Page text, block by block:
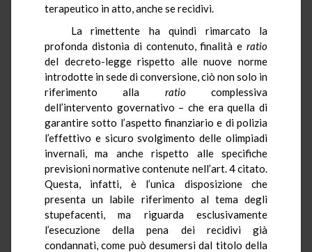
terapeutico in atto, anche se recidivi.
La rimettente ha quindi rimarcato la
profonda distonia di contenuto, finalità e ratio
del decreto-legge rispetto alle nuove norme
introdotte in sede di conversione, ciò non solo in
riferimento alla ratiocomplessiva
dell’intervento governativo – che era quella di
garantire sotto l’aspetto finanziario e di polizia
l’effettivo e sicuro svolgimento delle olimpiadi
invernali, ma anche rispetto alle specifiche
previsioni normative contenute nell’art. 4 citato.
Questa, infatti, è l’unica disposizione che
presenta un labile riferimento al tema degli
stupefacenti, ma riguarda esclusivamente
l’esecuzione della pena dei recidivi già
condannati, come può desumersi dal titolo della